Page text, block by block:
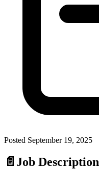
Posted September 19, 2025
📄 Job Description